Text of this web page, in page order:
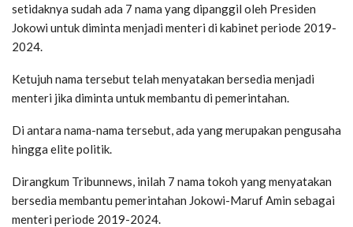
setidaknya sudah ada 7 nama yang dipanggil oleh Presiden
Jokowi untuk diminta menjadi menteri di kabinet periode 2019-
2024.
Ketujuh nama tersebut telah menyatakan bersedia menjadi
menteri jika diminta untuk membantu di pemerintahan.
Di antara nama-nama tersebut, ada yang merupakan pengusaha
hingga elite politik.
Dirangkum Tribunnews, inilah 7 nama tokoh yang menyatakan
bersedia membantu pemerintahan Jokowi-Maruf Amin sebagai
menteri periode 2019-2024.